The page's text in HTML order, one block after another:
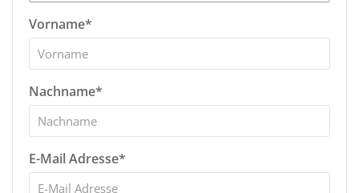
Vorname*
Nachname*
E-Mail Adresse*